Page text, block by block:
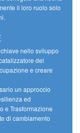
il loro ruolo solo
nello sviluppo
del
e creare
un approccio
ed
e Trasformazione
di cambiamento